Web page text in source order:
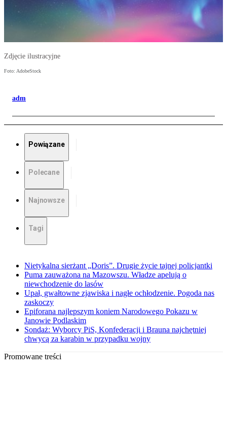
Zdjęcie ilustracyjne
Foto: AdobeStock
adm
Powiązane
Polecane
Najnowsze
Tagi
Nietykalna sierżant „Doris”. Drugie życie tajnej policjantki
Puma zauważona na Mazowszu. Władze apelują o
niewchodzenie do lasów
Upał, gwałtowne zjawiska i nagłe ochłodzenie. Pogoda nas
zaskoczy
Epiforana najlepszym koniem Narodowego Pokazu w
Janowie Podlaskim
Sondaż: Wyborcy PiS, Konfederacji i Brauna najchętniej
chwycą za karabin w przypadku wojny
Promowane treści